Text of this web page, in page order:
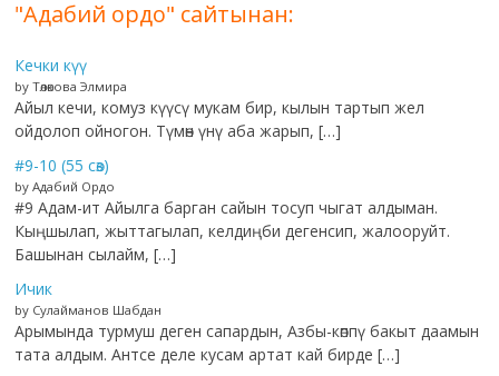
"Адабий ордо" сайтынан:
Кечки күү
by Төлөкова Элмира
Айыл кечи, комуз күүсү мукам бир, кылын тартып жел
ойдолоп ойногон. Түмөн үнү аба жарып, […]
#9-10 (55 сөз)
by Адабий Ордо
#9 Адам-ит Айылга барган сайын тосуп чыгат алдыман.
Кыңшылап, жыттагылап, келдиңби дегенсип, жалооруйт.
Башынан сылайм, […]
Ичик
by Сулайманов Шабдан
Арымында турмуш деген сапардын, Азбы-көппү бакыт даамын
тата алдым. Антсе деле кусам артат кай бирде […]